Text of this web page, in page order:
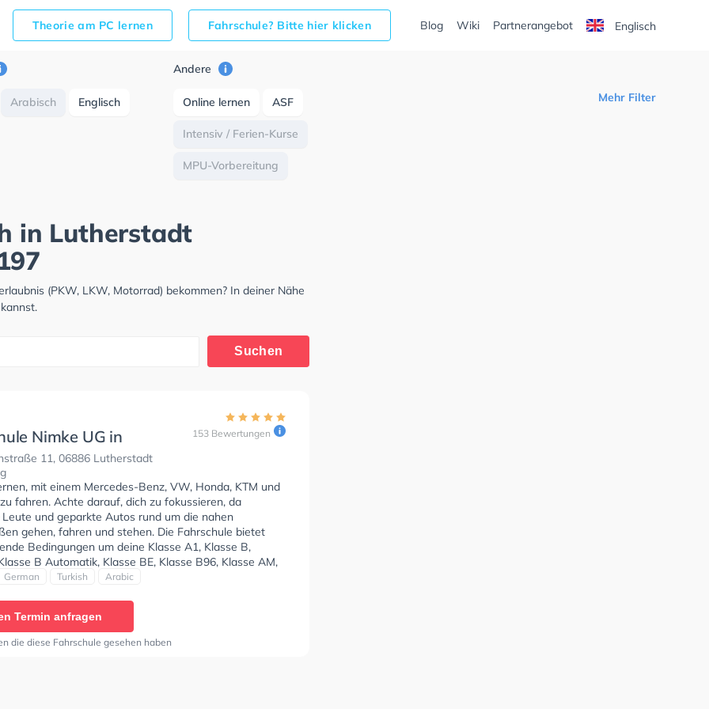
Theorie am PC lernen Fahrschule? Bitte hier klicken Blog Wiki Partnerangebot Englisch
Arabisch Englisch
Andere
Online lernen ASF
Intensiv / Ferien-Kurse
MPU-Vorbereitung
Mehr Filter
in Lutherstadt
(PKW, LKW, Motorrad) bekommen? In deiner Nähe
Suchen
Nimke UG in
Wittenberg
11, 06886 Lutherstadt
153 Bewertungen
mit einem Mercedes-Benz, VW, Honda, KTM und
fahren. Achte darauf, dich zu fokussieren, da
und geparkte Autos rund um die nahen
gehen, fahren und stehen. Die Fahrschule bietet
Bedingungen um deine Klasse A1, Klasse B,
B Automatik, Klasse BE, Klasse B96, Klasse AM,
Klasse A2, B196, B197 und Klasse B197 zu erhalten.
Die Erste-Hilfe-Kurs in der Schule. Wir empfehlen dir
theorie tests am PC zu absolvieren, um dich gut auf
Prüfung. Letzte Bewertung: "Ja wieso fahrschule
Ich würde sie weiteren Freunden empfehlen. Gute
German Turkish Arabic
Termin anfragen
die diese Fahrschule gesehen haben